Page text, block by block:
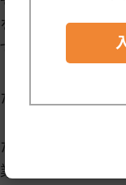
をゴールにしてい
てこない)モノでし
たぶん、これ…辞
たとえば、1週間
業する。